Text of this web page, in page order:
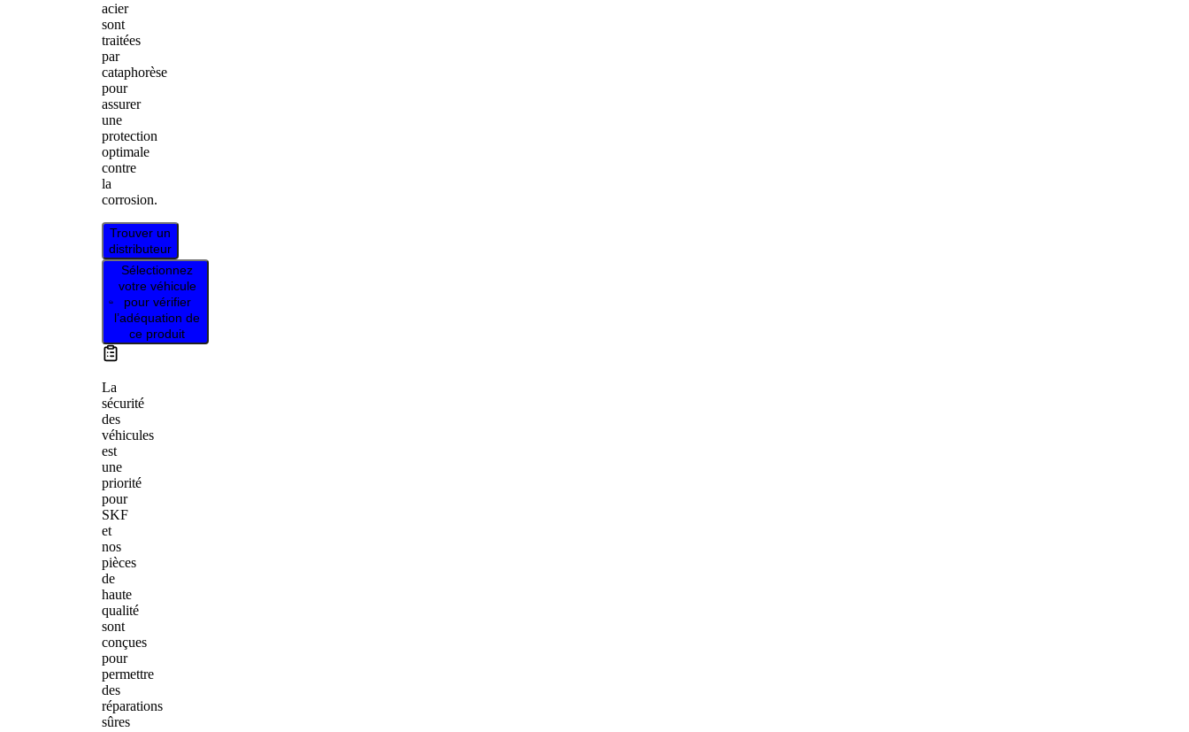
acier
sont
traitées
par
cataphorèse
pour
assurer
une
protection
optimale
contre
la
corrosion.
Trouver un
distributeur
Sélectionnez
votre véhicule
pour vérifier
l’adéquation de
ce produit
La
sécurité
des
véhicules
est
une
priorité
pour
SKF
et
nos
pièces
de
haute
qualité
sont
conçues
pour
permettre
des
réparations
sûres